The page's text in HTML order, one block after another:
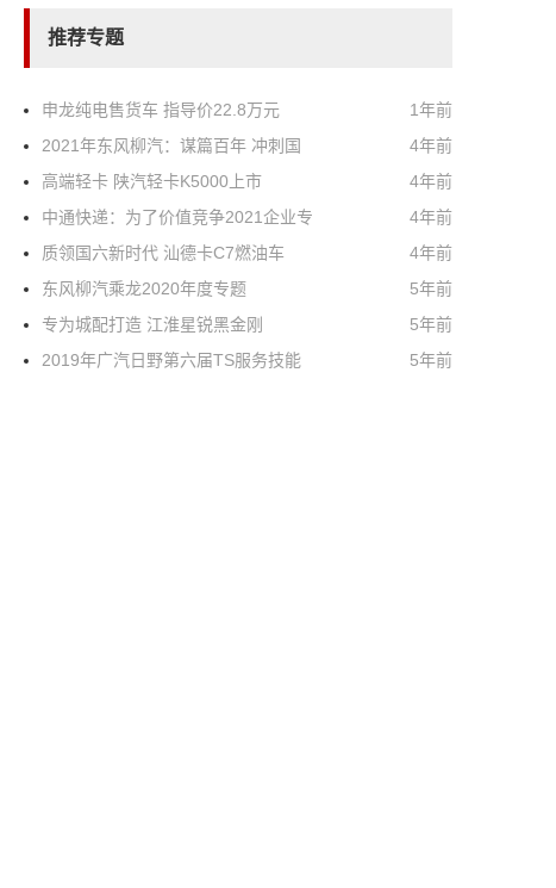
推荐专题
申龙纯电售货车 指导价22.8万元
1年前
2021年东风柳汽：谋篇百年 冲刺国
4年前
高端轻卡 陕汽轻卡K5000上市
4年前
中通快递：为了价值竞争2021企业专
4年前
质领国六新时代 汕德卡C7燃油车
4年前
东风柳汽乘龙2020年度专题
5年前
专为城配打造 江淮星锐黑金刚
5年前
2019年广汽日野第六届TS服务技能
5年前